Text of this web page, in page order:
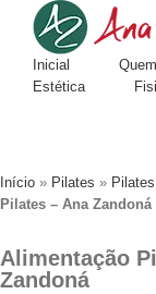
Inicial
Estética
Início » Pilates »
Pilates – Ana Zandoná
Alimentação
Zandoná